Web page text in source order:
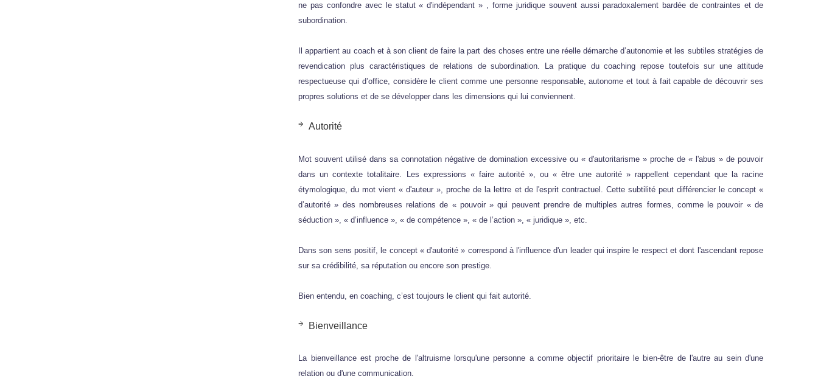
ne pas confondre avec le statut « d'indépendant » , forme juridique souvent aussi paradoxalement bardée de contraintes et de
subordination.
Il appartient au coach et à son client de faire la part des choses entre une réelle démarche d’autonomie et les subtiles stratégies de
revendication plus caractéristiques de relations de subordination. La pratique du coaching repose toutefois sur une attitude
respectueuse qui d’office, considère le client comme une personne responsable, autonome et tout à fait capable de découvrir ses
propres solutions et de se développer dans les dimensions qui lui conviennent.
Autorité
Mot souvent utilisé dans sa connotation négative de domination excessive ou « d'autoritarisme » proche de « l'abus » de pouvoir
dans un contexte totalitaire. Les expressions « faire autorité », ou « être une autorité » rappellent cependant que la racine
étymologique, du mot vient « d'auteur », proche de la lettre et de l'esprit contractuel. Cette subtilité peut différencier le concept «
d’autorité » des nombreuses relations de « pouvoir » qui peuvent prendre de multiples autres formes, comme le pouvoir « de
séduction », « d’influence », « de compétence », « de l’action », « juridique », etc.
Dans son sens positif, le concept « d'autorité » correspond à l'influence d'un leader qui inspire le respect et dont l'ascendant repose
sur sa crédibilité, sa réputation ou encore son prestige.
Bien entendu, en coaching, c’est toujours le client qui fait autorité.
Bienveillance
La bienveillance est proche de l'altruisme lorsqu'une personne a comme objectif prioritaire le bien-être de l'autre au sein d'une
relation ou d'une communication.